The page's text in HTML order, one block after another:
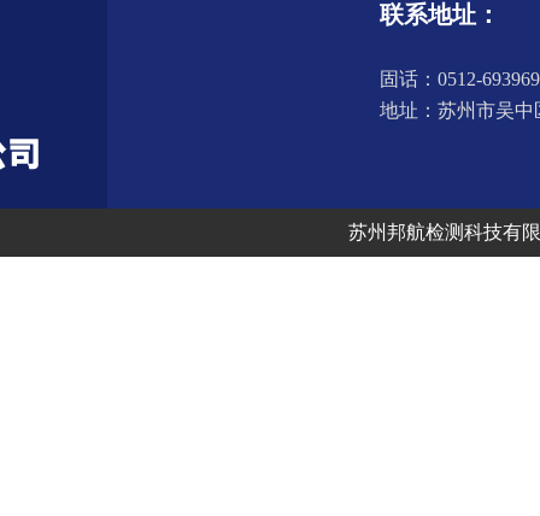
联系地址：
固话：0512-
地址：苏州市吴中
联系方式：
苏州邦航检测科技